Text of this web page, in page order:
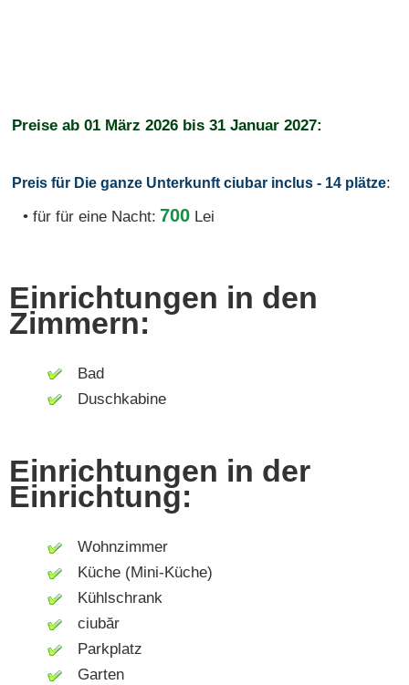
Preise ab 01 März 2026 bis 31 Januar 2027:
Preis für Die ganze Unterkunft ciubar inclus - 14 plätze:
• für für eine Nacht: 700 Lei
Einrichtungen in den
Zimmern:
Bad
Duschkabine
Einrichtungen in der
Einrichtung:
Wohnzimmer
Küche (Mini-Küche)
Kühlschrank
ciubăr
Parkplatz
Garten